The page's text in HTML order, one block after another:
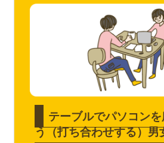
テーブルでパソコン
う（打ち合わせする）男